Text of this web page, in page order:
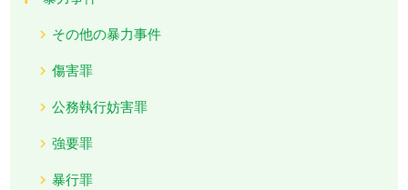
その他の暴力事件
傷害罪
公務執行妨害罪
強要罪
暴行罪